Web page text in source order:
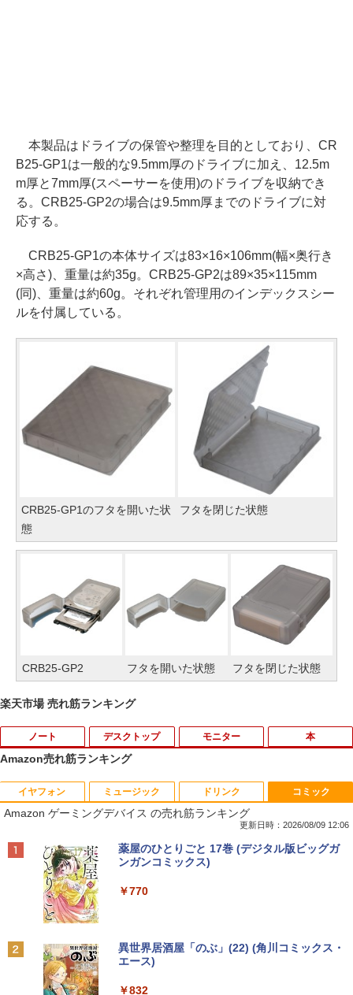
本製品はドライブの保管や整理を目的としており、CR
B25-GP1は一般的な9.5mm厚のドライブに加え、12.5m
m厚と7mm厚(スペーサーを使用)のドライブを収納でき
る。CRB25-GP2の場合は9.5mm厚までのドライブに対
応する。
CRB25-GP1の本体サイズは83×16×106mm(幅×奥行き
×高さ)、重量は約35g。CRB25-GP2は89×35×115mm
(同)、重量は約60g。それぞれ管理用のインデックスシー
ルを付属している。
CRB25-GP1のフタを開いた状
態
フタを閉じた状態
CRB25-GP2 フタを開いた状態 フタを閉じた状態
楽天市場 売れ筋ランキング
ノート
1
【今だけ】全品ポイント10倍 お買い物マ
ラソン★8/4～8/11★中古パソコン ノー
トPC Lenovo ThinkPad E590 Core i3 8
2 PCIe256GB / 512GB / 1TB Windows1
1 Pro 64bit【送料無料】【1年保証】
￥15,800
【マラソンセール期間中ポイント5倍】
【OSなし】 中古ノートパソコン 第8世代
デスクトップ
1
「3500U/4300Uより速い」 NiPoGi ミニ
pc Ryzen Embedded R2544初登場 8G
B+256GB 4TB拡張可 mini pc Windows
パソコン HDMI2.0+DP1.4 静音性 小型pc
豊富な端子Type-C USB3.2 有線LAN WI
【全商品10%OFF+P5倍】Dell OptiPlex
モニター
1
【中古良品】【安心保証】Princeton 21.
5型ワイドカラー液晶ディスプレイ PTF
WDE-22W / PTFBDE-22W ブラック/ ホ
￥4,050
ター 14インチ フルHD IPSパネル 非光沢
タッチ式/非タッチ式選択可能 Type-C対
応 HDMI VESA対応 モニター 持ち運び
本
1
ちいかわ なんか小さくてかわいいやつ
（7）なんか飛び出ていろいろ貼れるフォ
トアルバム付き特装版 （講談社キャラク
￥3,630
イティブ英語書き写し [ ブレット・リン
ゼイ ]
Amazon売れ筋ランキング
イヤフォン
Anker Soundcore P40i オフホワイト
Anker Soundcore P31i ブラック
ミュージック
BRUCE WAYNE feat. Flo Milli, ATL Jacob
[Explicit]
￥250
BRUCE WAYNE feat. Flo Milli, ATL Jacob
[Explicit]
￥250
ドリンク
【Amazon.co.jp限定】 い・ろ・は・す 2L P
ET ラベルレス ×8本
￥1,112
by Amazon 天然水 ラベルレス 500ml ×24本
富士山の天然水 バナジウム含有 水 ミネラル
ットル (Smart Basic)
コミック
Amazon ゲーミングデバイス の売れ筋ランキング
更新日時：2026/08/09 12:06
薬屋のひとりごと 17巻 (デジタル版ビッグガ
ンガンコミックス)
￥770
異世界居酒屋「のぶ」(22) (角川コミックス・
エース)
￥832